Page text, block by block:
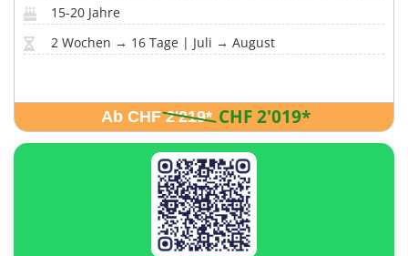
15-20 Jahre
2 Wochen → 16 Tage | Juli → August
Ab CHF 2'219* CHF 2'019*